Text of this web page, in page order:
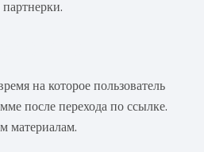
на которое пользователь
после перехода по ссылке.
материалам.